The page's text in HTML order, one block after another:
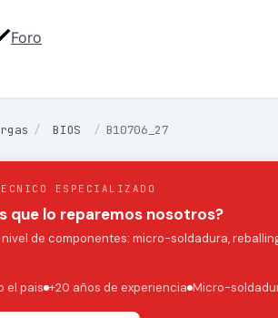
Foro
/ BIOS / B10706_27
ESPECIALIZADO
que lo reparemos nosotros?
de componentes: micro-soldadura,
el pais +20 años de experiencia Micro-